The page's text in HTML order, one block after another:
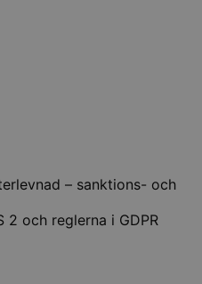
– sanktions- och
2 och reglerna i GDPR